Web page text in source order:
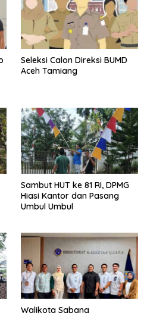
Seleksi Calon Direksi BUMD
Aceh Tamiang
Sambut HUT ke 81 RI, DPMG
Hiasi Kantor dan Pasang
Umbul Umbul
Walikota Sabang